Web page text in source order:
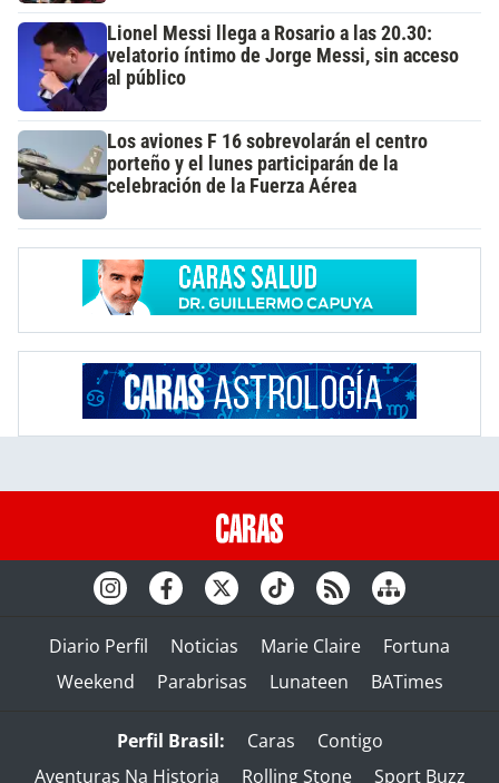
Lionel Messi llega a Rosario a las 20.30:
velatorio íntimo de Jorge Messi, sin acceso
al público
Los aviones F 16 sobrevolarán el centro
porteño y el lunes participarán de la
celebración de la Fuerza Aérea
Diario Perfil Noticias Marie Claire
Fortuna
Weekend
Parabrisas Lunateen BATimes
Perfil Brasil: Caras
Contigo
Aventuras Na Historia
Rolling Stone Sport Buzz